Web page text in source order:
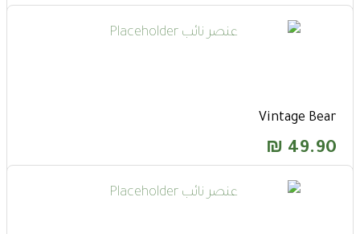
Vintage Bear
49.90
₪